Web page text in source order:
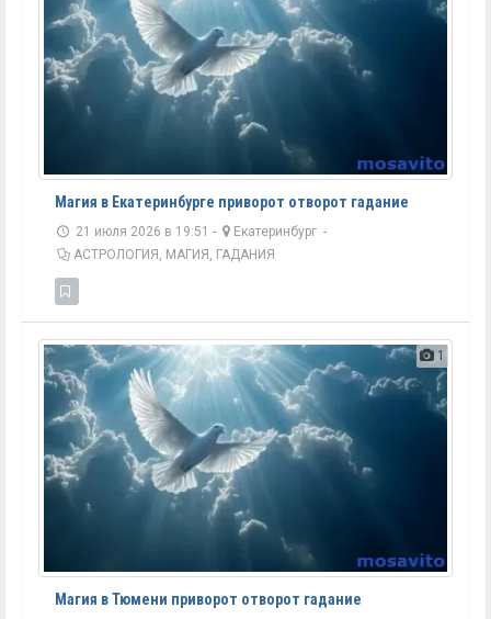
Магия в Екатеринбурге приворот отворот гадание
21 июля 2026 в 19:51 - Екатеринбург -
АСТРОЛОГИЯ, МАГИЯ, ГАДАНИЯ
1
Магия в Тюмени приворот отворот гадание